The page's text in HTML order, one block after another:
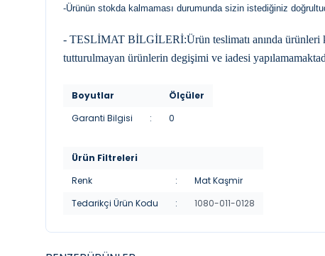
-Ürünün stokda kalmaması durumunda sizin istediğiniz
- TESLİMAT BİLGİLERİ:Ürün teslimatı anında ürünleri
tutturulmayan ürünlerin degişimi ve iadesi
Boyutlar
Ölçüler
Garanti Bilgisi
: 0
Ürün Filtreleri
Renk
:
Mat Kaşmir
Tedarikçi Ürün Kodu
: 1080-011-0128